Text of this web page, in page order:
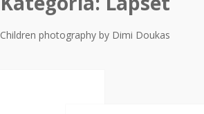
Children photography by Dimi Doukas